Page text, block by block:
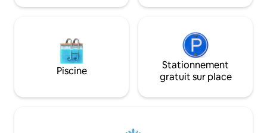
de la descente en
Piscine
Stationnement
gratuit sur place